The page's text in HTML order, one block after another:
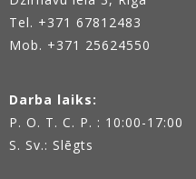
Tel. +371 67812483
Mob. +371 25624550
Darba laiks:
P. O. T. C. P. : 10:00-17:00
S. Sv.: Slēgts